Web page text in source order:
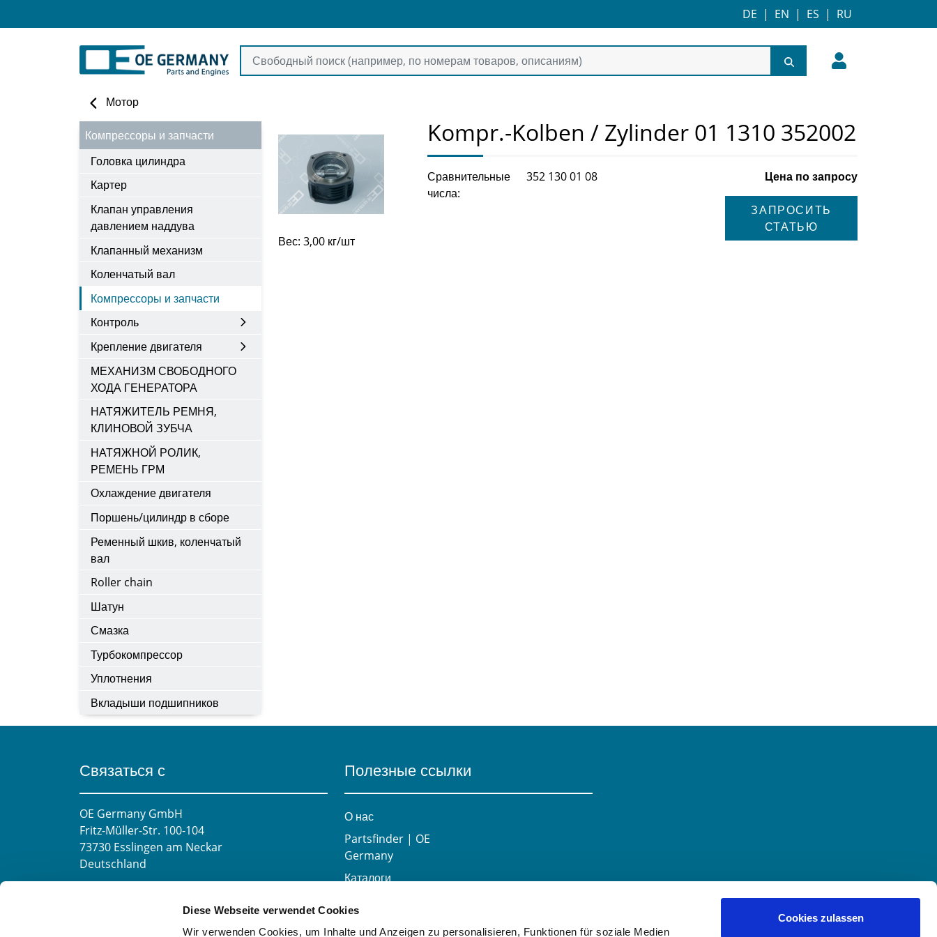
Diese Webseite verwendet Cookies
Wir verwenden Cookies, um Inhalte und Anzeigen zu personalisieren, Funktionen für soziale Medien
Cookies zulassen
DE | EN | ES | RU
Мотор
Компрессоры и запчасти
Головка цилиндра
Картер
Клапан управления
давлением наддува
Клапанный механизм
Коленчатый вал
Компрессоры и запчасти
Контроль
Крепление двигателя
МЕХАНИЗМ СВОБОДНОГО
ХОДА ГЕНЕРАТОРА
НАТЯЖИТЕЛЬ РЕМНЯ,
КЛИНОВОЙ ЗУБЧА
НАТЯЖНОЙ РОЛИК,
РЕМЕНЬ ГРМ
Охлаждение двигателя
Поршень/цилиндр в сборе
Ременный шкив, коленчатый
вал
Roller chain
Шатун
Смазка
Турбокомпрессор
Уплотнения
Вкладыши подшипников
Вес: 3,00 кг/шт
Kompr.-Kolben / Zylinder 01 1310 352002
Цена по запросу
ЗАПРОСИТЬ
СТАТЬЮ
Сравнительные
числа:
352 130 01 08
Связаться с
OE Germany GmbH
Fritz-Müller-Str. 100-104​
73730 Esslingen am Neckar​
Deutschland
Mo-Fr 8:00-16:00 Uhr
Полезные ссылки
О нас
Partsfinder | OE
Germany
Каталоги